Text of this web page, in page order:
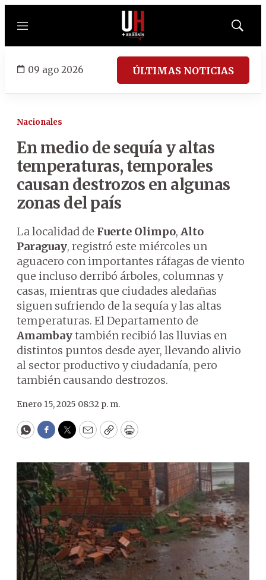
Menú
Mostrar
09 ago 2026 ÚLTIMAS NOTICIAS
Nacionales
En medio de sequía y altas
temperaturas, temporales
causan destrozos en algunas
zonas del país
La localidad de Fuerte Olimpo, Alto
Paraguay, registró este miércoles un
aguacero con importantes ráfagas de viento
que incluso derribó árboles, columnas y
casas, mientras que ciudades aledañas
siguen sufriendo de la sequía y las altas
temperaturas. El Departamento de
Amambaytambién recibió las lluvias en
distintos puntos desde ayer, llevando alivio
al sector productivo y ciudadanía, pero
también causando destrozos.
Enero 15, 2025 08:32 p. m.
WhatsApp
Facebook
Twitter
EmailCopyPrint